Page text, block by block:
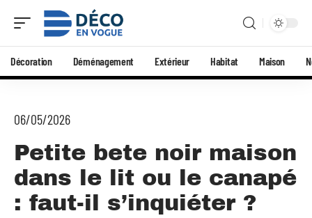
Décoration Déménagement Extérieur Habitat Maison
06/05/2026
Petite bete noir maison
dans le lit ou le canapé
: faut-il s’inquiéter ?